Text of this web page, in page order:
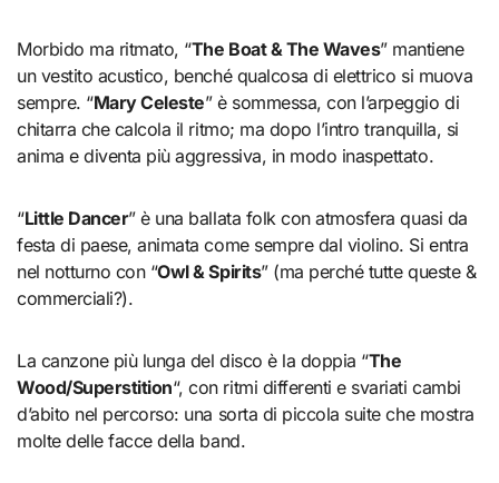
Morbido ma ritmato, “The Boat & The Waves” mantiene
un vestito acustico, benché qualcosa di elettrico si muova
sempre. “Mary Celeste” è sommessa, con l’arpeggio di
chitarra che calcola il ritmo; ma dopo l’intro tranquilla, si
anima e diventa più aggressiva, in modo inaspettato.
“Little Dancer” è una ballata folk con atmosfera quasi da
festa di paese, animata come sempre dal violino. Si entra
nel notturno con “Owl & Spirits” (ma perché tutte queste &
commerciali?).
La canzone più lunga del disco è la doppia “The
Wood/Superstition“, con ritmi differenti e svariati cambi
d’abito nel percorso: una sorta di piccola suite che mostra
molte delle facce della band.